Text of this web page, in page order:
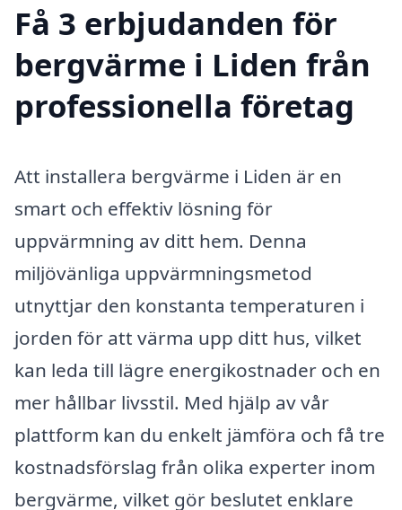
Få 3 erbjudanden för
bergvärme i Liden från
professionella företag
Att installera bergvärme i Liden är en
smart och effektiv lösning för
uppvärmning av ditt hem. Denna
miljövänliga uppvärmningsmetod
utnyttjar den konstanta temperaturen i
jorden för att värma upp ditt hus, vilket
kan leda till lägre energikostnader och en
mer hållbar livsstil. Med hjälp av vår
plattform kan du enkelt jämföra och få tre
kostnadsförslag från olika experter inom
bergvärme, vilket gör beslutet enklare